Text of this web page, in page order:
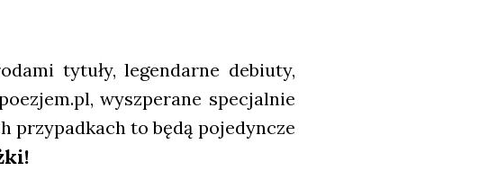
tytu­ły, legen­dar­ne debiu­ty,
wyszpe­ra­ne spe­cjal­nie
przy­pad­kach to będą poje­dyn­cze